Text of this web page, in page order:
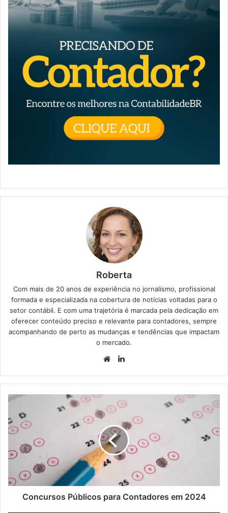
Roberta
Com mais de 20 anos de experiência no jornalismo, profissional
formada e especializada na cobertura de notícias voltadas para o
setor contábil. E com uma trajetória é marcada pela dedicação em
oferecer conteúdo preciso e relevante para contadores, sempre
acompanhando de perto as mudanças e tendências que impactam
o mercado.
Concursos Públicos para Contadores em 2024